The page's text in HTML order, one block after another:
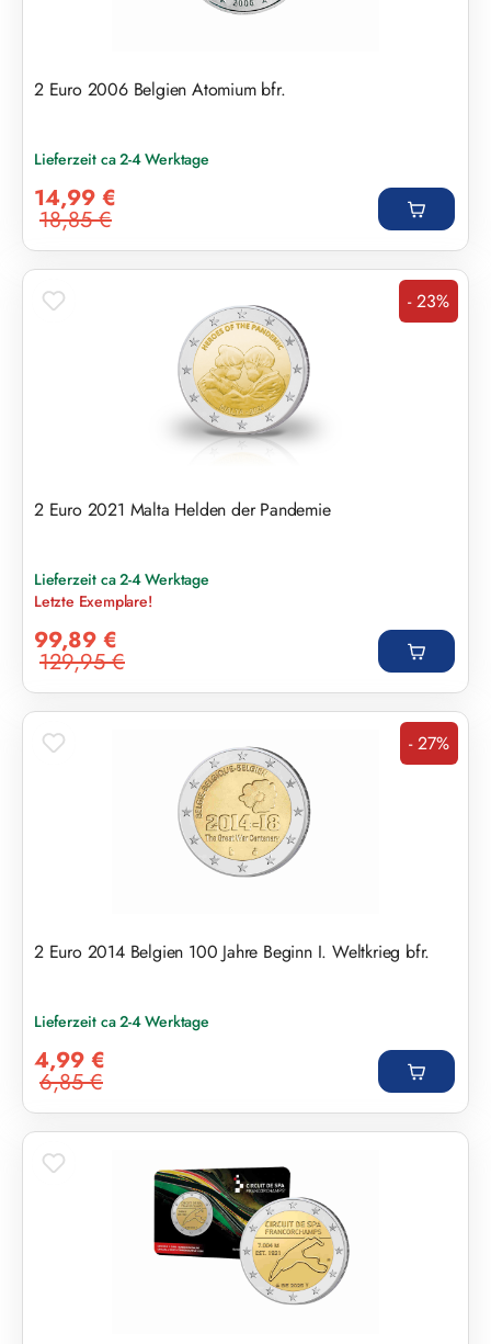
2 Euro 2006 Belgien Atomium bfr.
Lieferzeit ca 2-4 Werktage
14,99 €
Regulärer Preis:
18,85 €
Rabatt
- 23%
2 Euro 2021 Malta Helden der Pandemie
Lieferzeit ca 2-4 Werktage
Letzte Exemplare!
99,89 €
Regulärer Preis:
129,95 €
Rabatt
- 27%
2 Euro 2014 Belgien 100 Jahre Beginn I. Weltkrieg bfr.
Lieferzeit ca 2-4 Werktage
4,99 €
Regulärer Preis:
6,85 €